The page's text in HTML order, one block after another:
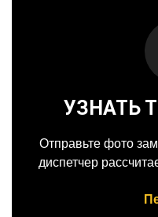
УЗНАТЬ
Отправьте фото
диспетчер